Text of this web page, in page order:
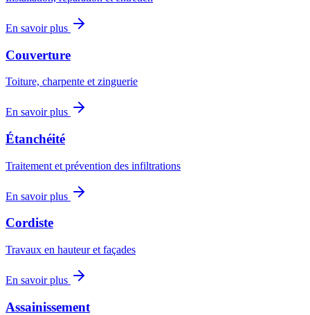
En savoir plus
Couverture
Toiture, charpente et zinguerie
En savoir plus
Étanchéité
Traitement et prévention des infiltrations
En savoir plus
Cordiste
Travaux en hauteur et façades
En savoir plus
Assainissement